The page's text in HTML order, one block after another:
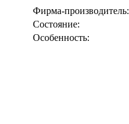
Фирма-производитель:
Состояние:
Особенность: